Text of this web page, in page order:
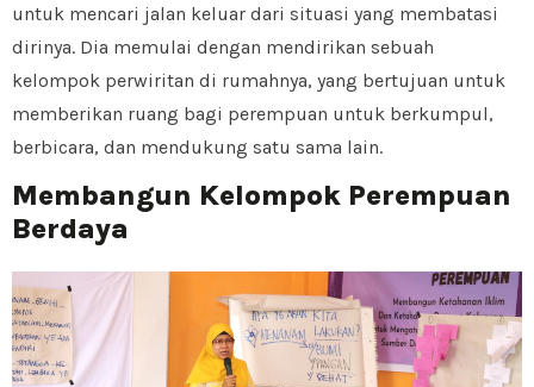
untuk mencari jalan keluar dari situasi yang membatasi
dirinya. Dia memulai dengan mendirikan sebuah
kelompok perwiritan di rumahnya, yang bertujuan untuk
memberikan ruang bagi perempuan untuk berkumpul,
berbicara, dan mendukung satu sama lain.
Membangun Kelompok Perempuan
Berdaya